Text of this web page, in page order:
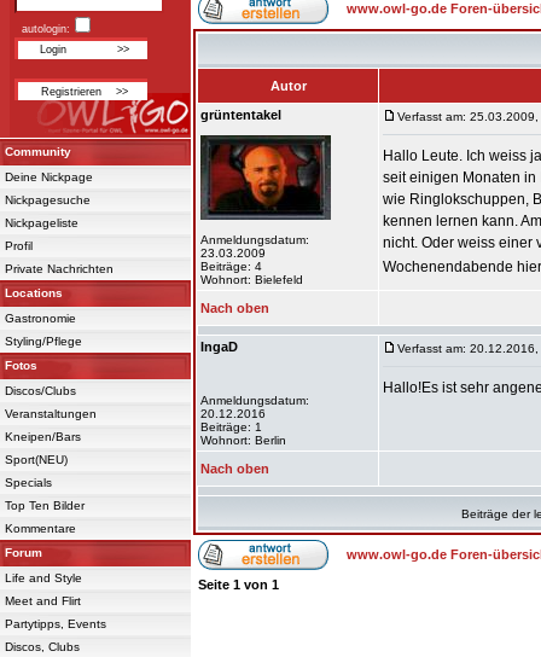
autologin:
Community
Deine Nickpage
Nickpagesuche
Nickpageliste
Profil
Private Nachrichten
Locations
Gastronomie
Styling/Pflege
Fotos
Discos/Clubs
Veranstaltungen
Kneipen/Bars
Sport(NEU)
Specials
Top Ten Bilder
Kommentare
Forum
Life and Style
Meet and Flirt
Partytipps, Events
Discos, Clubs
www.owl-go.de Foren-
Autor
grüntentakel
Anmeldungsdatum:
23.03.2009
Beiträge: 4
Wohnort: Bielefeld
Verfasst am:
Hallo Leute. Ich weiss
seit einigen Monaten in
wie Ringlokschuppen,
kennen lernen kann.
nicht. Oder weiss einer
Wochenendabende
Nach oben
IngaD
Anmeldungsdatum:
20.12.2016
Beiträge: 1
Wohnort: Berlin
Verfasst am:
Hallo!Es ist sehr
Nach oben
Beiträge der
www.owl-go.de Foren-
Seite 1 von 1